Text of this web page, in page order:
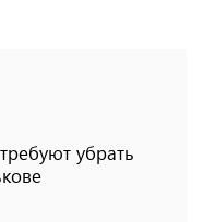
убрать